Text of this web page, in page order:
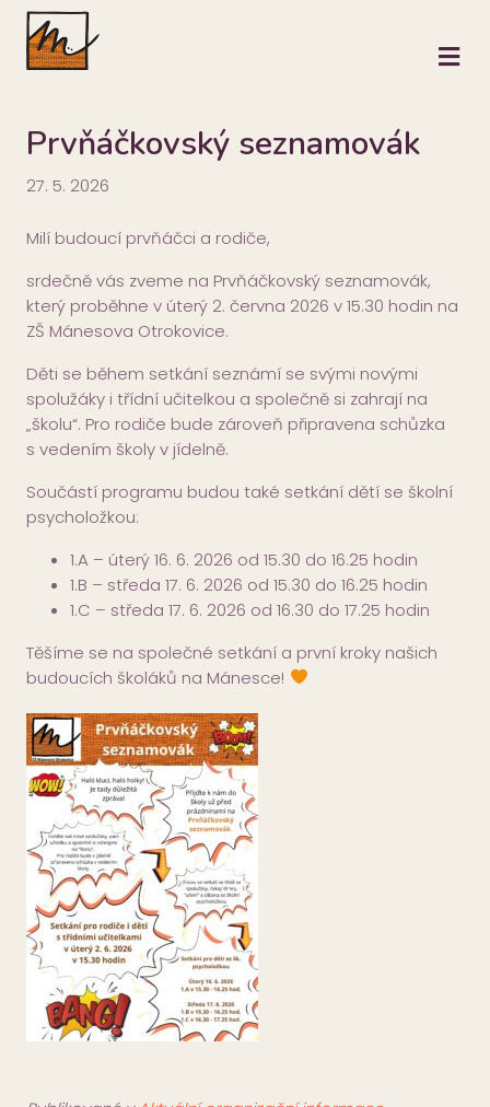
Prvňáčkovský seznamovák
27. 5. 2026
Milí budoucí prvňáčci a rodiče,
srdečně vás zveme na Prvňáčkovský seznamovák,
který proběhne v úterý 2. června 2026 v 15.30 hodin na
ZŠ Mánesova Otrokovice.
Děti se během setkání seznámí se svými novými
spolužáky i třídní učitelkou a společně si zahrají na
„školu“. Pro rodiče bude zároveň připravena schůzka
s vedením školy v jídelně.
Součástí programu budou také setkání dětí se školní
psycholožkou:
1.A – úterý 16. 6. 2026 od 15.30 do 16.25 hodin
1.B – středa 17. 6. 2026 od 15.30 do 16.25 hodin
1.C – středa 17. 6. 2026 od 16.30 do 17.25 hodin
Těšíme se na společné setkání a první kroky našich
budoucích školáků na Mánesce!